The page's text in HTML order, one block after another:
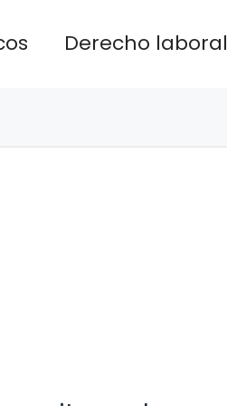
Derecho laboral